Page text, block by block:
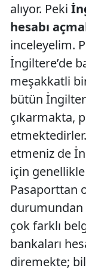
alıyor. Peki
hesabı
inceleyelim.
İngiltere’de
meşakkatli
bütün
çıkarmakta,
etmeniz de
için
Pasaporttan
durumundan
çok farklı
bankaları
diremekte;